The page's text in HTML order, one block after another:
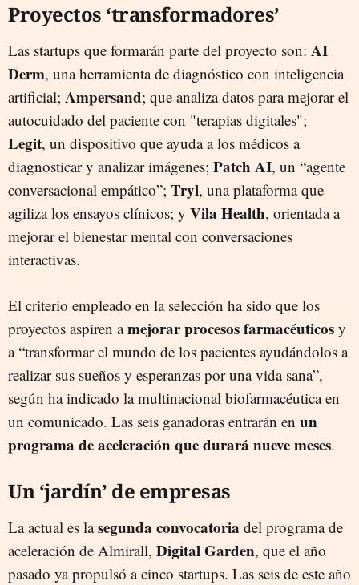
Proyectos ‘transformadores’
Las startups que formarán parte del proyecto son: AI
Derm, una herramienta de diagnóstico con inteligencia
artificial; Ampersand; que analiza datos para mejorar el
autocuidado del paciente con "terapias digitales";
Legit, un dispositivo que ayuda a los médicos a
diagnosticar y analizar imágenes; Patch AI, un “agente
conversacional empático”; Tryl, una plataforma que
agiliza los ensayos clínicos; y Vila Health, orientada a
mejorar el bienestar mental con conversaciones
interactivas.
El criterio empleado en la selección ha sido que los
proyectos aspiren amejorar procesos farmacéuticos y
a “transformar el mundo de los pacientes ayudándolos a
realizar sus sueños y esperanzas por una vida sana”,
según ha indicado la multinacional biofarmacéutica en
un comunicado. Las seis ganadoras entrarán en un
programa de aceleración que durará nueve meses.
Un ‘jardín’ de empresas
La actual es lasegunda convocatoria del programa de
aceleración de Almirall, Digital Garden, que el año
pasado ya propulsó a cinco startups. Las seis de este año